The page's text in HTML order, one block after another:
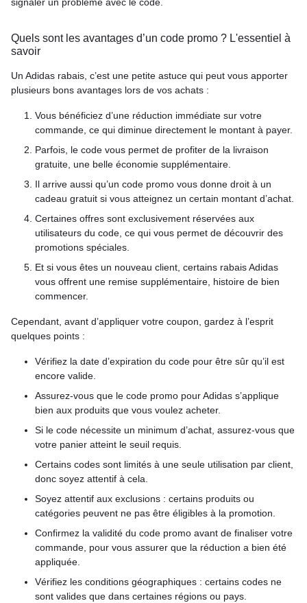
Quels sont les avantages d’un code promo ? L'essentiel à
savoir
Un Adidas rabais, c’est une petite astuce qui peut vous apporter
plusieurs bons avantages lors de vos achats :
Vous bénéficiez d’une réduction immédiate sur votre
commande, ce qui diminue directement le montant à payer.
Parfois, le code vous permet de profiter de la livraison
gratuite, une belle économie supplémentaire.
Il arrive aussi qu’un code promo vous donne droit à un
cadeau gratuit si vous atteignez un certain montant d’achat.
Certaines offres sont exclusivement réservées aux
utilisateurs du code, ce qui vous permet de découvrir des
promotions spéciales.
Et si vous êtes un nouveau client, certains rabais Adidas
vous offrent une remise supplémentaire, histoire de bien
commencer.
Cependant, avant d’appliquer votre coupon, gardez à l’esprit
quelques points :
Vérifiez la date d’expiration du code pour être sûr qu’il est
encore valide.
Assurez-vous que le code promo pour Adidas s’applique
bien aux produits que vous voulez acheter.
Si le code nécessite un minimum d’achat, assurez-vous que
votre panier atteint le seuil requis.
Certains codes sont limités à une seule utilisation par client,
donc soyez attentif à cela.
Soyez attentif aux exclusions : certains produits ou
catégories peuvent ne pas être éligibles à la promotion.
Confirmez la validité du code promo avant de finaliser votre
commande, pour vous assurer que la réduction a bien été
appliquée.
Vérifiez les conditions géographiques : certains codes ne
sont valides que dans certaines régions ou pays.